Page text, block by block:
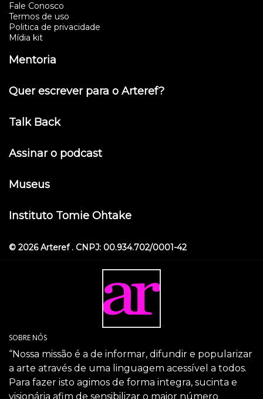
Fale Conosco
Termos de uso
Politica de privacidade
Mídia kit
Mentoria
Quer escrever para o Arteref?
Talk Back
Assinar o podcast
Museus
Instituto Tomie Ohtake
© 2026 Arteref . CNPJ: 00.934.702/0001-42
SOBRE NÓS
“Nossa missão é a de informar, difundir e popularizar
a arte através de uma linguagem acessível a todos.
Para fazer isto agimos de forma integra, sucinta e
visionária afim de sensibilizar o maior número